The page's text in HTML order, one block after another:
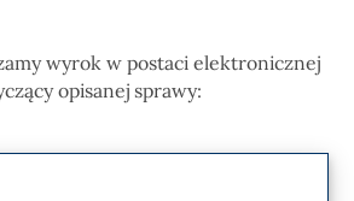
wyrok w postaci elektronicznej
opisanej sprawy: